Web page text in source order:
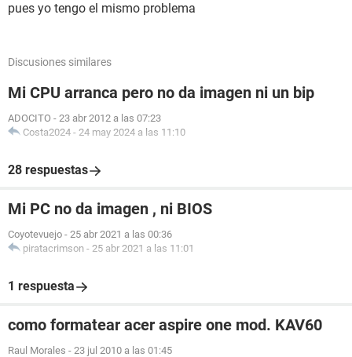
pues yo tengo el mismo problema
Discusiones similares
Mi CPU arranca pero no da imagen ni un bip
ADOCITO - 23 abr 2012 a las 07:23
Costa2024 - 24 may 2024 a las 11:10
28 respuestas
Mi PC no da imagen , ni BIOS
Coyotevuejo - 25 abr 2021 a las 00:36
piratacrimson - 25 abr 2021 a las 11:01
1 respuesta
como formatear acer aspire one mod. KAV60
Raul Morales - 23 jul 2010 a las 01:45